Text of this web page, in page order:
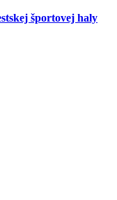
športovej haly